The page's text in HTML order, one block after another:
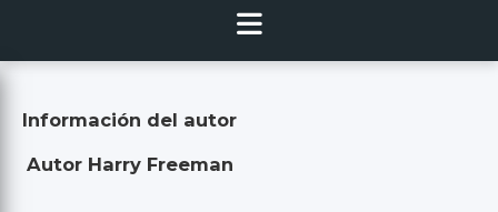
Información del autor
Autor Harry Freeman